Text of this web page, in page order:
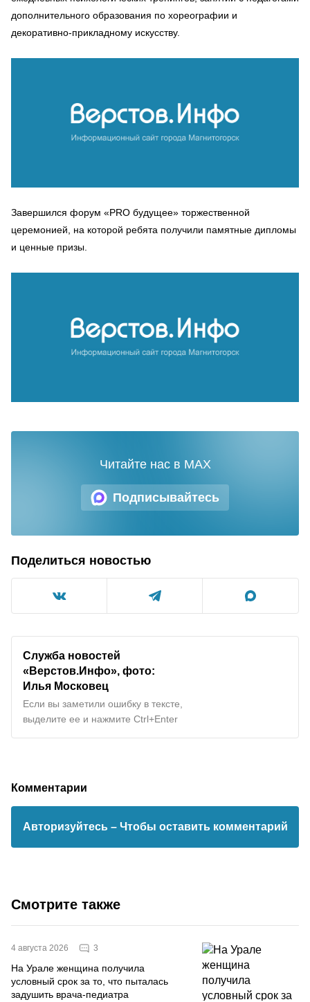
дополнительного образования по хореографии и
декоративно-прикладному искусству.
Завершился форум «PRO будущее» торжественной
церемонией, на которой ребята получили памятные дипломы
и ценные призы.
Подписывайтесь
Читайте нас в MAX
Поделиться новостью
Служба новостей
«Верстов.Инфо», фото:
Илья Московец
Если вы заметили ошибку в тексте,
выделите ее и нажмите Ctrl+Enter
Комментарии
Авторизуйтесь – Чтобы оставить комментарий
Смотрите также
4 августа 2026 3
На Урале женщина получила
условный срок за то, что пыталась
задушить врача-педиатра